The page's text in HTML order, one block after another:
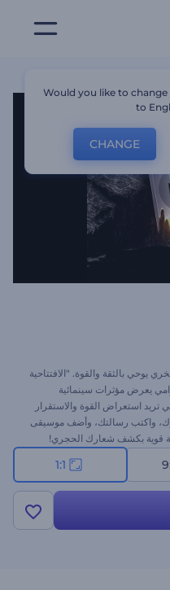
يوحي بالثقة والقوة. "الافتتاحية
يعرض مؤثرات سينمائية
تريد استعراض القوة والاستقرار
واكتب رسالتك، وأضف موسيقى
قوية بكشف شعارك الحجري!
1:1
Would you like to
to
CHANGE